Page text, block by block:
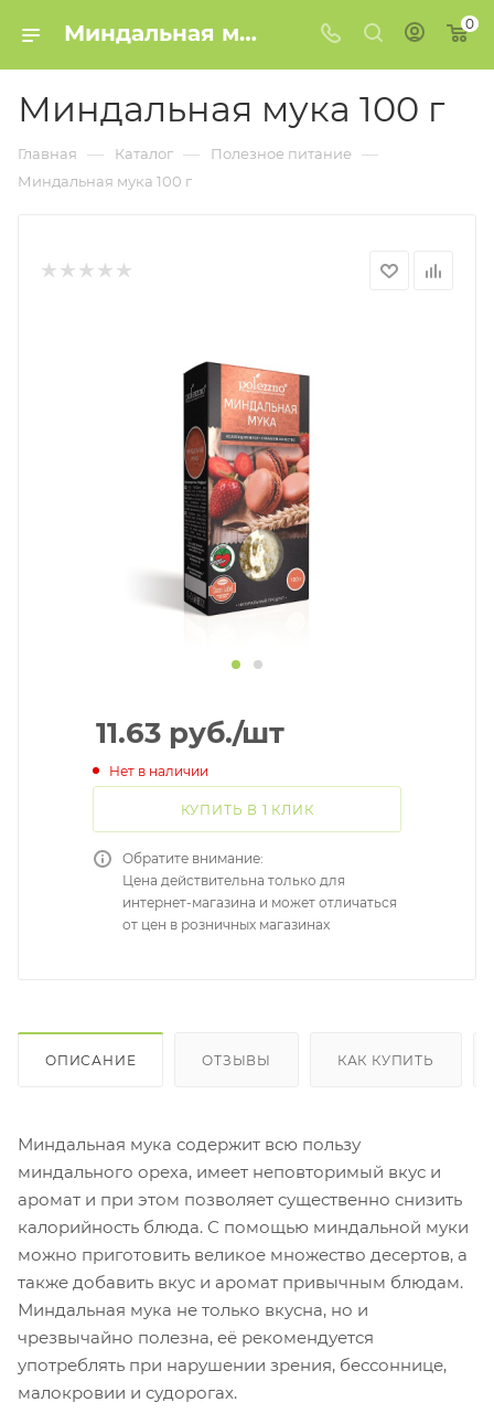
Миндальная мука 100 г купить в Минске 0
Миндальная мука 100 г
Главная — Каталог — Полезное питание —
Миндальная мука 100 г
11.63 руб./шт
Нет в наличии
КУПИТЬ В 1 КЛИК
Обратите внимание:
Цена действительна только для
интернет-магазина и может отличаться
от цен в розничных магазинах
ОПИСАНИЕ ОТЗЫВЫ КАК КУПИТЬ
Миндальная мука содержит всю пользу
миндального ореха, имеет неповторимый вкус и
аромат и при этом позволяет существенно снизить
калорийность блюда. С помощью миндальной муки
можно приготовить великое множество десертов, а
также добавить вкус и аромат привычным блюдам.
Миндальная мука не только вкусна, но и
чрезвычайно полезна, её рекомендуется
употреблять при нарушении зрения, бессоннице,
малокровии и судорогах.